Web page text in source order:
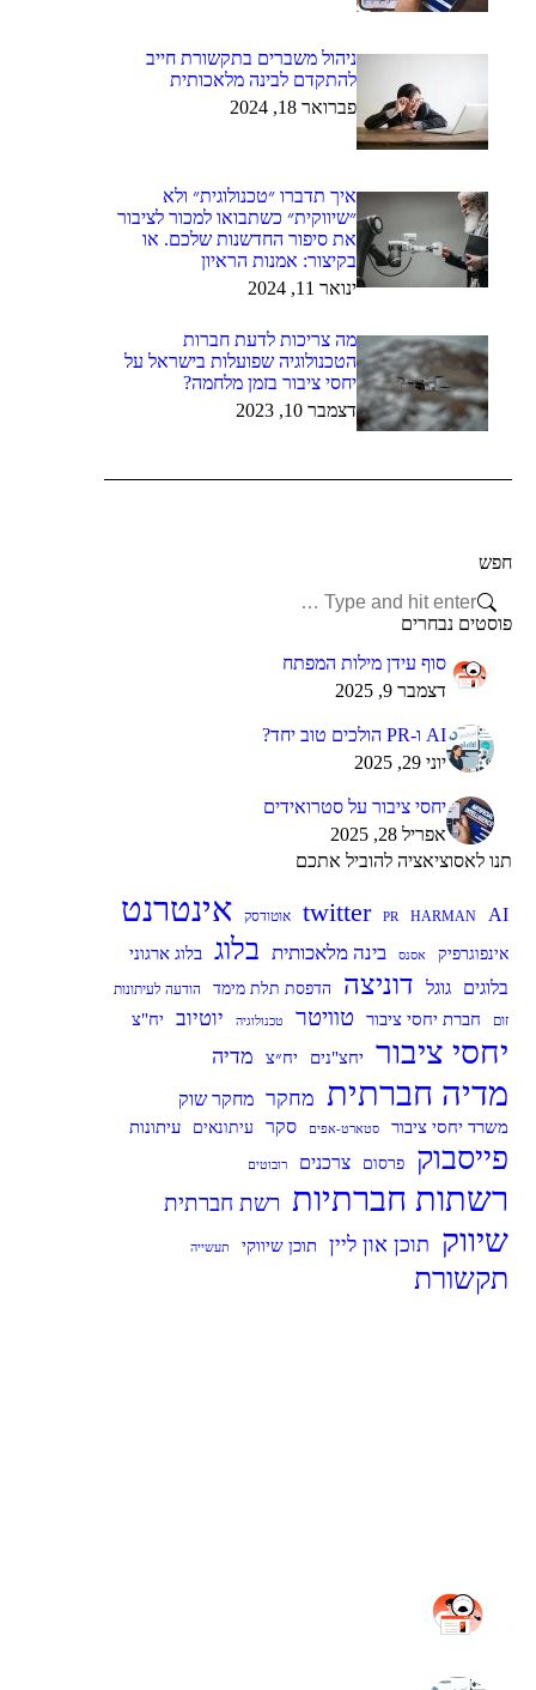
ניהול משברים בתקשורת חייב
להתקדם לבינה מלאכותית
פברואר 18, 2024
איך תדברו ״טכנולוגית״ ולא
״שיווקית״ כשתבואו למכור לציבור
את סיפור החדשנות שלכם. או
בקיצור: אמנות הראיון
ינואר 11, 2024
מה צריכות לדעת חברות
הטכנולוגיה שפועלות בישראל על
יחסי ציבור בזמן מלחמה?
דצמבר 10, 2023
חפש
Search:
פוסטים נבחרים
סוף עידן מילות המפתח
דצמבר 9, 2025
AI ו-PR הולכים טוב יחד?
יוני 29, 2025
יחסי ציבור על סטרואידים
אפריל 28, 2025
תנו לאסוציאציה להוביל אתכם
AI
HARMAN
PR
twitter אוטודסק אינטרנט
אינפוגרפיק אסנס בינה מלאכותית בלוג
בלוג ארגוני
בלוגים
גוגל דוניצה הדפסת תלת מימד
הודעה לעיתונות
זום
חברת יחסי ציבור טוויטר טכנולוגיה יוטיוב יח"צ
יחסי ציבור יחצ"נים יח״צ מדיה
מדיה חברתית מחקר מחקר שוק
משרד יחסי ציבור סטארט-אפים סקר עיתונאים עיתונות
פייסבוק פרסום צרכנים רובוטים
רשתות חברתיות רשת חברתית
שיווק תוכן און ליין תוכן שיווקי תעשייה
תקשורת